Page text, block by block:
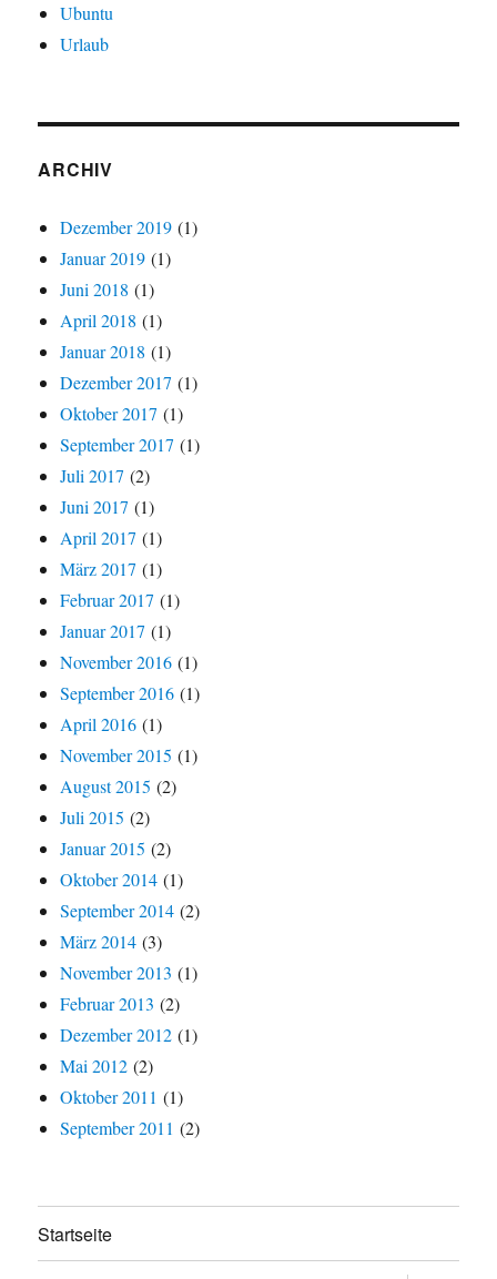
Ubuntu
Urlaub
ARCHIV
Dezember 2019 (1)
Januar 2019 (1)
Juni 2018 (1)
April 2018 (1)
Januar 2018 (1)
Dezember 2017 (1)
Oktober 2017 (1)
September 2017 (1)
Juli 2017 (2)
Juni 2017 (1)
April 2017 (1)
März 2017 (1)
Februar 2017 (1)
Januar 2017 (1)
November 2016 (1)
September 2016 (1)
April 2016 (1)
November 2015 (1)
August 2015 (2)
Juli 2015 (2)
Januar 2015 (2)
Oktober 2014 (1)
September 2014 (2)
März 2014 (3)
November 2013 (1)
Februar 2013 (2)
Dezember 2012 (1)
Mai 2012 (2)
Oktober 2011 (1)
September 2011 (2)
Startseite